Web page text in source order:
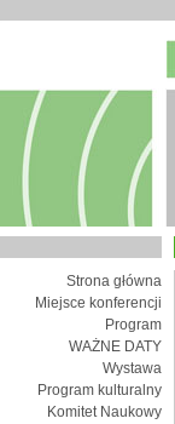
Strona główna
Miejsce konferencji
Program
WAŻNE DATY
Wystawa
Program kulturalny
Komitet Naukowy